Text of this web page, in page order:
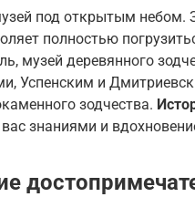
под открытым небом.
полностью
музей деревянного
Успенским и
зодчества.
знаниями и